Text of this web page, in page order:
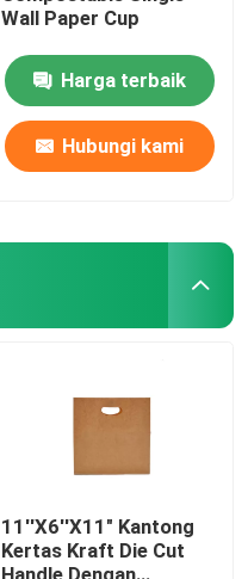
Wall Paper Cup
Harga terbaik
Hubungi kami
11''X6''X11" Kantong
Kertas Kraft Die Cut
Handle Dengan